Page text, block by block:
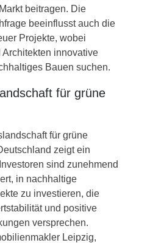
beitragen. Die
beeinflusst auch die
Projekte, wobei
Architekten innovative
Bauen suchen.
für grüne
für grüne
zeigt ein
sind zunehmend
in nachhaltige
zu investieren, die
und positive
versprechen.
Leipzig,